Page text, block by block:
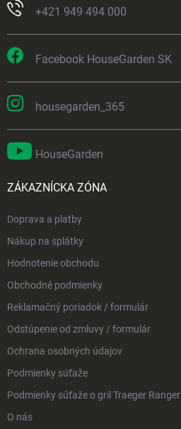
+421 949 494 000
Facebook HouseGarden SK
housegarden_365
HouseGarden
ZÁKAZNÍCKA ZÓNA
Doprava a platby
Nákup na splátky
Hodnotenie obchodu
Obchodné podmienky
Reklamačný poriadok / formulár
Odstúpenie od zmluvy / formulár
Ochrana osobných údajov
Podmienky súťaže
Podmienky súťaže o gril Traeger Ranger
O nás